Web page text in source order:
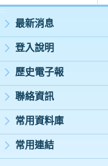
:::
最新消息
登入說明
歷史電子報
聯絡資訊
常用資料庫
常用連結